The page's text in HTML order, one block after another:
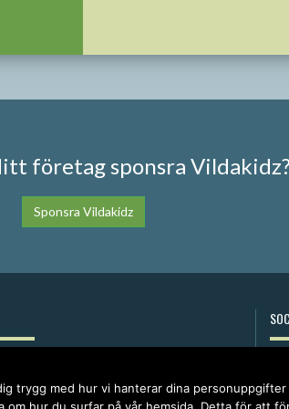
företag sponsra
Sponsra Vildakidz
trygg med hur vi hanterar dina